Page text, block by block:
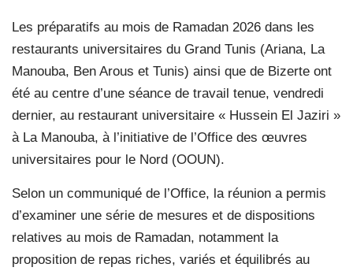
Les préparatifs au mois de Ramadan 2026 dans les
restaurants universitaires du Grand Tunis (Ariana, La
Manouba, Ben Arous et Tunis) ainsi que de Bizerte ont
été au centre d’une séance de travail tenue, vendredi
dernier, au restaurant universitaire « Hussein El Jaziri »
à La Manouba, à l’initiative de l’Office des œuvres
universitaires pour le Nord (OOUN).
Selon un communiqué de l’Office, la réunion a permis
d’examiner une série de mesures et de dispositions
relatives au mois de Ramadan, notamment la
proposition de repas riches, variés et équilibrés au